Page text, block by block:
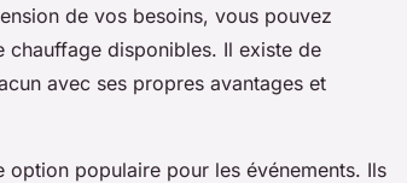
de vos besoins, vous pouvez
disponibles. Il existe de
avec ses propres avantages et
option populaire pour les événements. Ils